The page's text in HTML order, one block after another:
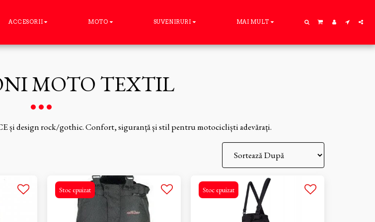
ACCESORII MOTO SUVENIRURI MAI MULT
MOTO TEXTIL
și design rock/gothic. Confort, siguranță și stil pentru motocicliști adevărați.
Stoc epuizat Stoc epuizat